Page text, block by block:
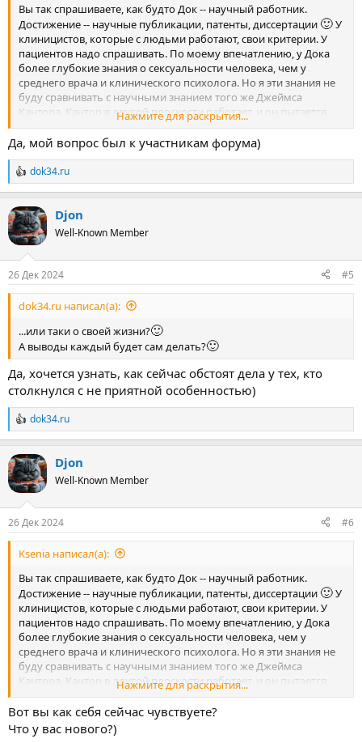
Вы так спрашиваете, как будто Док -- научный работник.
Достижение -- научные публикации, патенты, диссертации 🙂У
клиницистов, которые с людьми работают, свои критерии. У
пациентов надо спрашивать. По моему впечатлению, у Дока
более глубокие знания о сексуальности человека, чем у
среднего врача и клинического психолога. Но я эти знания не
буду сравнивать с научными знанием того же Джеймса
Кантора. Кантор в другой плоскости работает, и он пытается
влиять не на людей, а на общество в целом, чтобы оно стало
более гуманным.
Нажмите для раскрытия...
Да, мой вопрос был к участникам форума)
Р
е
к
ц
и
dok34.ru
Djon
Well-Known Member
26 Дек 2024 #5
dok34.ru написал(а):
...или таки о своей жизни?🙂
А выводы каждый будет сам делать?🙂
Да, хочется узнать, как сейчас обстоят дела у тех, кто
столкнулся с не приятной особенностью)
Р
е
к
ц
и
dok34.ru
Djon
Well-Known Member
26 Дек 2024 #6
Ksenia написал(а):
Вы так спрашиваете, как будто Док -- научный работник.
Достижение -- научные публикации, патенты, диссертации 🙂У
клиницистов, которые с людьми работают, свои критерии. У
пациентов надо спрашивать. По моему впечатлению, у Дока
более глубокие знания о сексуальности человека, чем у
среднего врача и клинического психолога. Но я эти знания не
буду сравнивать с научными знанием того же Джеймса
Кантора. Кантор в другой плоскости работает, и он пытается
влиять не на людей, а на общество в целом, чтобы оно стало
более гуманным.
Нажмите для раскрытия...
Вот вы как себя сейчас чувствуете?
Что у вас нового?)